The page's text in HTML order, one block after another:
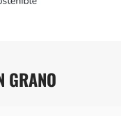
GRANO